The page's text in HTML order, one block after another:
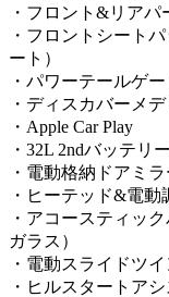
・フロント&リア
・フロントシート
ート）
・パワーテールゲー
・ディスカバーメ
・Apple Car Play
・32L 2ndバッテリ
・電動格納ドアミラ
・ヒーテッド&電
・アコースティッ
ガラス）
・電動スライドツ
・ヒルスタートアシ